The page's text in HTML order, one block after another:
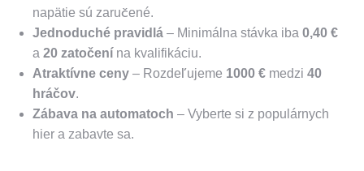
napätie sú zaručené.
Jednoduché pravidlá – Minimálna stávka iba 0,40 €
a 20 zatočení na kvalifikáciu.
Atraktívne ceny – Rozdeľujeme 1000 € medzi 40
hráčov.
Zábava na automatoch – Vyberte si z populárnych
hier a zabavte sa.